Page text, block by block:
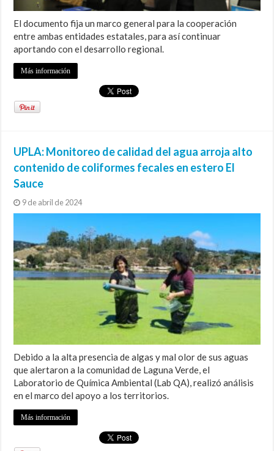
El documento fija un marco general para la cooperación
entre ambas entidades estatales, para así continuar
aportando con el desarrollo regional.
Más información
UPLA: Monitoreo de calidad del agua arroja alto
contenido de coliformes fecales en estero El
Sauce
9 de abril de 2024
Debido a la alta presencia de algas y mal olor de sus aguas
que alertaron a la comunidad de Laguna Verde, el
Laboratorio de Química Ambiental (Lab QA), realizó análisis
en el marco del apoyo a los territorios.
Más información